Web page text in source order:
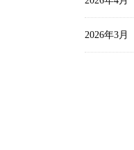
山田陽登
平 まとい
2026年3月